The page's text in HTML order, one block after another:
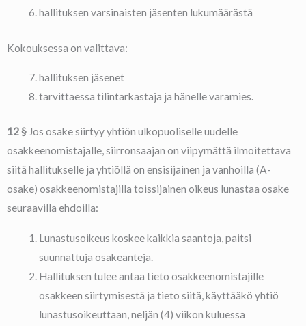
hallituksen varsinaisten jäsenten lukumäärästä
Kokouksessa on valittava:
hallituksen jäsenet
tarvittaessa tilintarkastaja ja hänelle varamies.
12 § Jos osake siirtyy yhtiön ulkopuoliselle uudelle
osakkeenomistajalle, siirronsaajan on viipymättä ilmoitettava
siitä hallitukselle ja yhtiöllä on ensisijainen ja vanhoilla (A-
osake) osakkeenomistajilla toissijainen oikeus lunastaa osake
seuraavilla ehdoilla:
Lunastusoikeus koskee kaikkia saantoja, paitsi
suunnattuja osakeanteja.
Hallituksen tulee antaa tieto osakkeenomistajille
osakkeen siirtymisestä ja tieto siitä, käyttääkö yhtiö
lunastusoikeuttaan, neljän (4) viikon kuluessa